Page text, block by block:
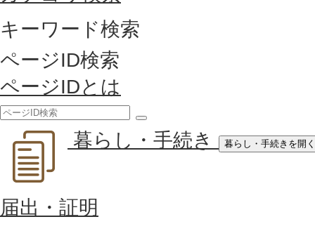
キーワード検索
ページID検索
ページIDとは
索
暮らし・手続き 暮らし・手続きを開く
届出・証明